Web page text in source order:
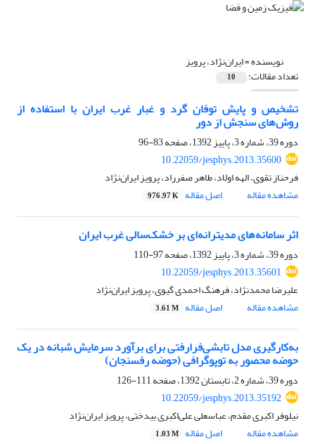
نویسنده =ایران‌نژاد، پرویز
تعداد مقالات: 10
تشخیص و پایش توفان گرد و غبار غرب ایران با استفاده از
روش‌‌‌های سنجش از دور
دوره 39، شماره 3، پاییز 1392، صفحه
83-96
10.22059/jesphys.2013.35600
فرحناز تقوی، الهه اولاد، طاهر صفرراد، پرویز ایران‌نژاد
مشاهده مقاله
اصل مقاله 976.97 K
اثر سامانه‌‌های مدیترانه‌‌ای بر خشک‌سالی غرب ایران
دوره 39، شماره 3، پاییز 1392، صفحه
97-110
10.22059/jesphys.2013.35601
علیرضا محمدنژاد، فرهنگ احمدی گیوی، پرویز ایران‌نژاد
مشاهده مقاله
اصل مقاله 3.61 M
به‌‌کارگیری مدل تابشی‌فرارفتی برای برآورد سرمایش شبانه در یک
حوضه محصور به توپوگرافی (حوضه رفسنجان)
دوره 39، شماره 2، تابستان 1392، صفحه
111-126
10.22059/jesphys.2013.35192
نیلوفر اکبری مقدم، عباسعلی علی‌اکبری بیدختی، پرویز ایران‌نژاد
مشاهده مقاله
اصل مقاله 1.03 M